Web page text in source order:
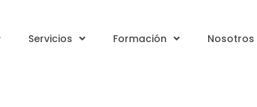
Servicios Formación Nosotros